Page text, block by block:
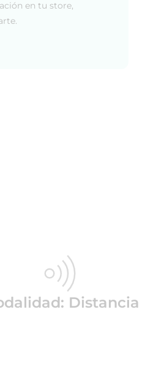
en tu store,
Distancia